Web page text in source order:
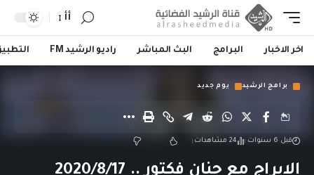
أأ
اخر الاخبار البرامج البث المباشر راديو الرشيد FM
برامج الرشيد يوم جديد
قبل 6 سنوات 24 مشاهدات
الابراج مع جنان فكتور .. 2020/8/17